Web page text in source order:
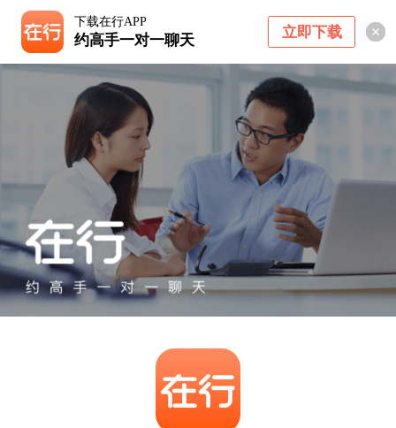
下载在行APP
约高手一对一聊天 立即下载